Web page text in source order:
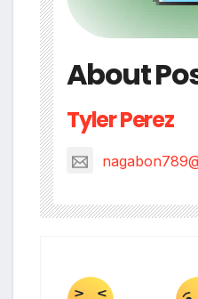
About
Tyler Perez